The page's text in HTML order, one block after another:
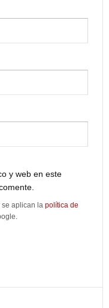
y web en este
se aplican la política de